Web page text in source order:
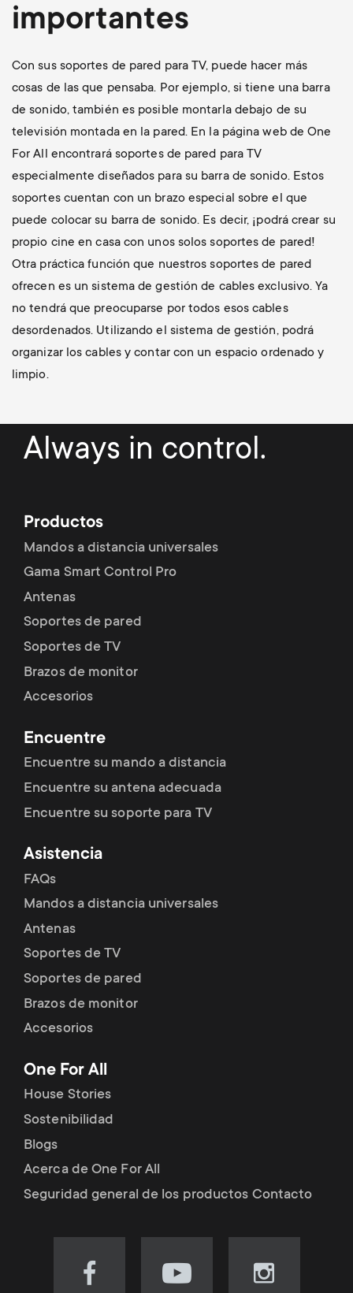
importantes
Con sus soportes de pared para TV, puede hacer más
cosas de las que pensaba. Por ejemplo, si tiene una barra
de sonido, también es posible montarla debajo de su
televisión montada en la pared. En la página web de One
For All encontrará soportes de pared para TV
especialmente diseñados para su barra de sonido. Estos
soportes cuentan con un brazo especial sobre el que
puede colocar su barra de sonido. Es decir, ¡podrá crear su
propio cine en casa con unos solos soportes de pared!
Otra práctica función que nuestros soportes de pared
ofrecen es un sistema de gestión de cables exclusivo. Ya
no tendrá que preocuparse por todos esos cables
desordenados. Utilizando el sistema de gestión, podrá
organizar los cables y contar con un espacio ordenado y
limpio.
Always in control.
Productos
Mandos a distancia universales
Gama Smart Control Pro
Antenas
Soportes de pared
Soportes de TV
Brazos de monitor
Accesorios
Encuentre
Encuentre su mando a distancia
Encuentre su antena adecuada
Encuentre su soporte para TV
Asistencia
FAQs
Mandos a distancia universales
Antenas
Soportes de TV
Soportes de pared
Brazos de monitor
Accesorios
One For All
House Stories
Sostenibilidad
Blogs
Acerca de One For All
Seguridad general de los productos Contacto
Visit Visit Visit